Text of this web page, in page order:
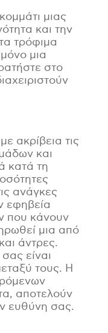
μιας
και την
τρόφιμα
μια
στο
ακρίβεια τις
και
κατά τη
ανάγκες
εφηβεία
που κάνουν
μια από
άντρες.
είναι
τους. Η
αποτελούν
ευθύνη σας.